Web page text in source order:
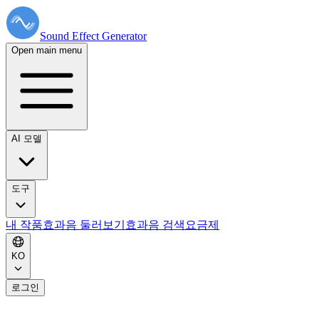
Sound Effect Generator
Open main menu
AI 모델
도구
내 작품효과음 둘러보기 효과음 검색 요금제
KO
로그인